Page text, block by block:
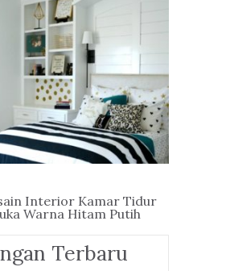
Interior Kamar Tidur
Warna Hitam Putih
Terbaru